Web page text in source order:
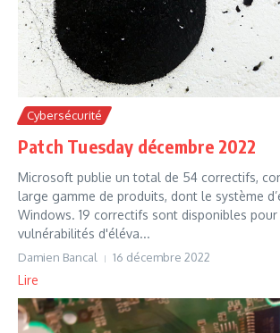
Cybersécurité
Patch Tuesday décembre 2022
Microsoft publie un total de 54 correctifs,
large gamme de produits, dont le système
Windows. 19 correctifs sont disponibles
vulnérabilités d'éléva...
Damien Bancal 16 décembre 2022
Lire